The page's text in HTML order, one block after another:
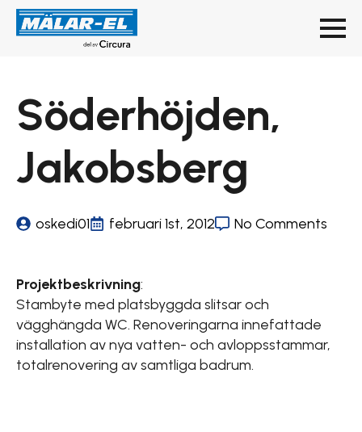
Söderhöjden,
Jakobsberg
oskedi01 februari 1st, 2012 No Comments
Projektbeskrivning:
Stambyte med platsbyggda slitsar och
vägghängda WC. Renoveringarna innefattade
installation av nya vatten- och avloppsstammar,
totalrenovering av samtliga badrum.